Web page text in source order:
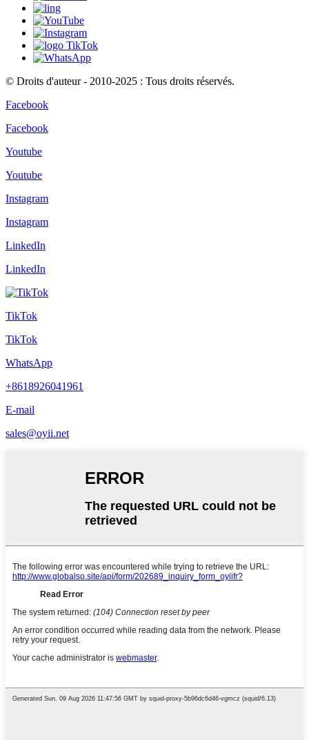
© Droits d'auteur - 2010-2025 : Tous droits réservés.
Facebook
Facebook
Youtube
Youtube
Instagram
Instagram
LinkedIn
LinkedIn
TikTok
TikTok
WhatsApp
+8618926041961
E-mail
sales@oyii.net